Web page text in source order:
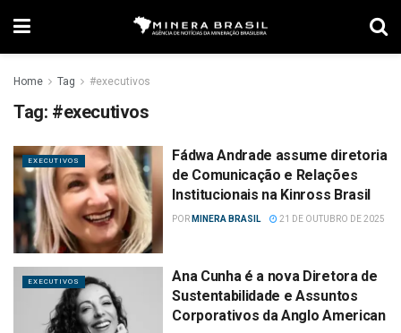
Home Tag #executivos
Tag: #executivos
EXECUTIVOS
Fádwa Andrade assume diretoria
de Comunicação e Relações
Institucionais na Kinross Brasil
POR MINERA BRASIL 21 DE OUTUBRO DE 2025
EXECUTIVOS
Ana Cunha é a nova Diretora de
Sustentabilidade e Assuntos
Corporativos da Anglo American